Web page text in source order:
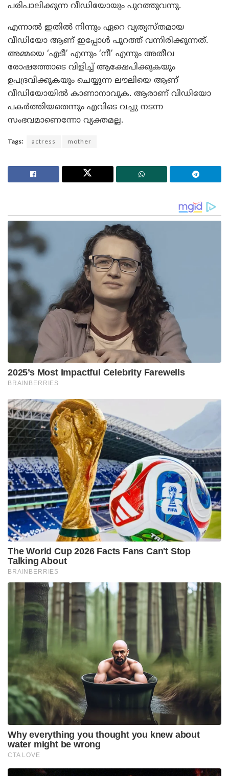
പരിപാലിക്കുന്ന വീഡിയോയും പുറത്തുവന്നു.
എന്നാൽ ഇതിൽ നിന്നും ഏറെ വ്യത്യസ്തമായ
വീഡിയോ ആണ് ഇപ്പോൾ പുറത്ത് വന്നിരിക്കുന്നത്.
അമ്മയെ ‘എടീ’ എന്നും ‘നീ’ എന്നും അതീവ
രോഷത്തോടെ വിളിച്ച് ആക്ഷേപിക്കുകയും
ഉപദ്രവിക്കുകയും ചെയ്യുന്ന ലൗലിയെ ആണ്
വീഡിയോയിൽ കാണാനാവുക. ആരാണ് വിഡിയോ
പകർത്തിയതെന്നും എവിടെ വച്ചു നടന്ന
സംഭവമാണെന്നോ വ്യക്തമല്ല.
Tags: actress mother